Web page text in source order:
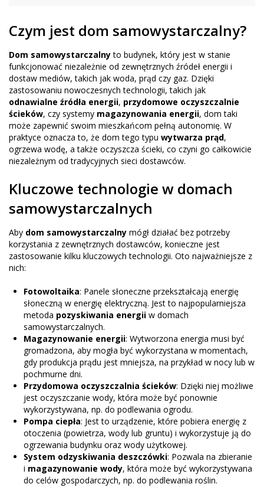
Czym jest dom samowystarczalny?
Dom samowystarczalnyto budynek, który jest w stanie
funkcjonować niezależnie od zewnętrznych źródeł energii i
dostaw mediów, takich jak woda, prąd czy gaz. Dzięki
zastosowaniu nowoczesnych technologii, takich jak
odnawialne źródła energii, przydomowe oczyszczalnie
ścieków, czy systemy magazynowania energii, dom taki
może zapewnić swoim mieszkańcom pełną autonomię. W
praktyce oznacza to, że dom tego typu wytwarza prąd,
ogrzewa wodę, a także oczyszcza ścieki, co czyni go całkowicie
niezależnym od tradycyjnych sieci dostawców.
Kluczowe technologie w domach
samowystarczalnych
Aby dom samowystarczalny mógł działać bez potrzeby
korzystania z zewnętrznych dostawców, konieczne jest
zastosowanie kilku kluczowych technologii. Oto najważniejsze z
nich:
Fotowoltaika: Panele słoneczne przekształcają energię
słoneczną w energię elektryczną. Jest to najpopularniejsza
metoda pozyskiwania energii w domach
samowystarczalnych.
Magazynowanie energii: Wytworzona energia musi być
gromadzona, aby mogła być wykorzystana w momentach,
gdy produkcja prądu jest mniejsza, na przykład w nocy lub w
pochmurne dni.
Przydomowa oczyszczalnia ścieków: Dzięki niej możliwe
jest oczyszczanie wody, która może być ponownie
wykorzystywana, np. do podlewania ogrodu.
Pompa ciepła: Jest to urządzenie, które pobiera energię z
otoczenia (powietrza, wody lub gruntu) i wykorzystuje ją do
ogrzewania budynku oraz wody użytkowej.
System odzyskiwania deszczówki: Pozwala na zbieranie
i magazynowanie wody, która może być wykorzystywana
do celów gospodarczych, np. do podlewania roślin.